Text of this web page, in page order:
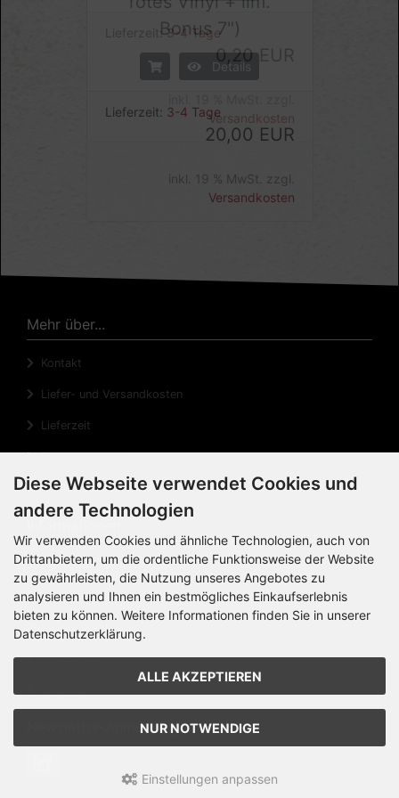
Bonus 7")
Details
Lieferzeit: 3-4 Tage
20,00 EUR
inkl. 19 % MwSt. zzgl.
Versandkosten
Mehr über...
Kontakt
Liefer- und Versandkosten
Lieferzeit
Rechnungsdaten
Cookie Einstellungen
Privatsphäre und Datenschutz
Widerrufsrecht
Widerrufsformular
Impressum
Newsletter-Anmeldung
Diese Webseite verwendet Cookies und
andere Technologien
Wir verwenden Cookies und ähnliche Technologien, auch von
Drittanbietern, um die ordentliche Funktionsweise der Website
zu gewährleisten, die Nutzung unseres Angebotes zu
analysieren und Ihnen ein bestmögliches Einkaufserlebnis
bieten zu können. Weitere Informationen finden Sie in unserer
Datenschutzerklärung.
ALLE AKZEPTIEREN
NUR NOTWENDIGE
Einstellungen anpassen